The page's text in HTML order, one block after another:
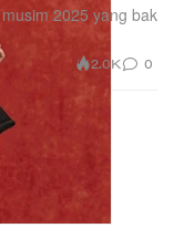
2025 yang bak
2.0K 0